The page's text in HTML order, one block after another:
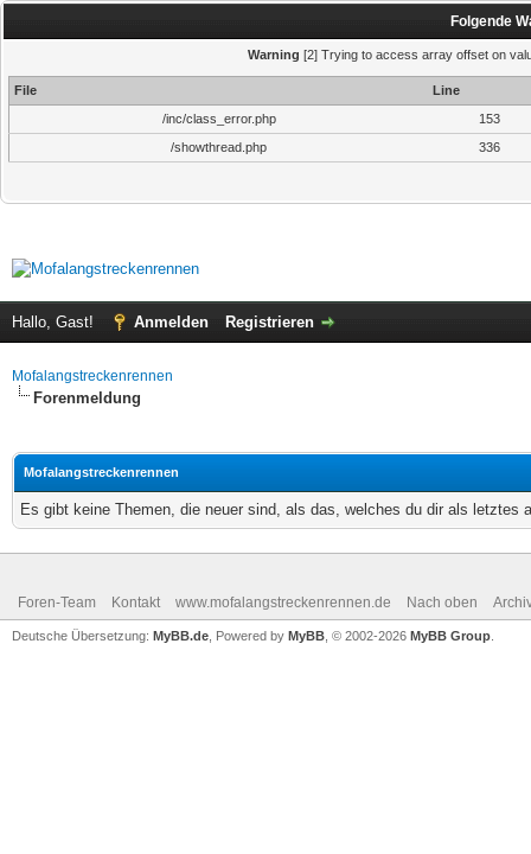
Folgende
Warning [2] Trying to access array offset on
File
Line
/inc/class_error.php
153
/showthread.php
336
Hallo, Gast! Anmelden Registrieren
Mofalangstreckenrennen
Forenmeldung
Mofalangstreckenrennen
Es gibt keine Themen, die neuer sind, als das, welches du dir als letztes
Foren-Team Kontakt www.mofalangstreckenrennen.de Nach oben
Deutsche Übersetzung: MyBB.de , Powered by MyBB , © 2002-2026 MyBB Group